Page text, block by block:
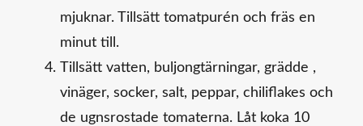
mjuknar. Tillsätt tomatpurén och fräs en
minut till.
Tillsätt vatten, buljongtärningar, grädde ,
vinäger, socker, salt, peppar, chiliflakes och
de ugnsrostade tomaterna. Låt koka 10